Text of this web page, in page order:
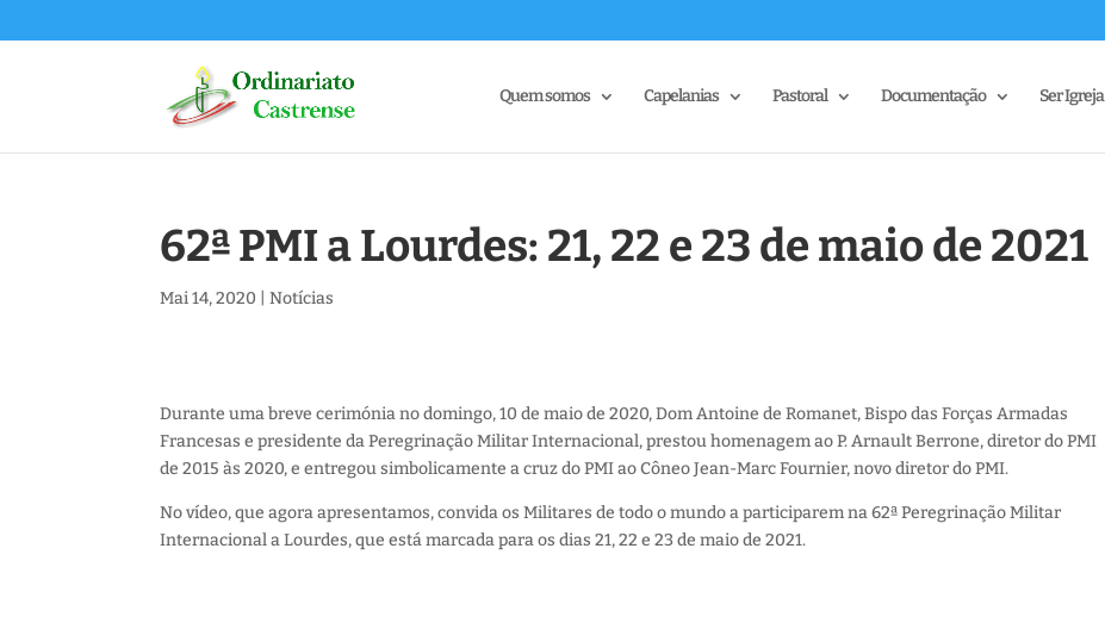
Quem somos Capelanias Pastoral Documentação Ser Igreja
62ª PMI a Lourdes: 21, 22 e 23 de maio de 2021
Mai 14, 2020 |Notícias
Durante uma breve cerimónia no domingo, 10 de maio de 2020, Dom Antoine de Romanet, Bispo das Forças Armadas
Francesas e presidente da Peregrinação Militar Internacional, prestou homenagem ao P. Arnault Berrone, diretor do PMI
de 2015 às 2020, e entregou simbolicamente a cruz do PMI ao Côneo Jean-Marc Fournier, novo diretor do PMI.
No vídeo, que agora apresentamos, convida os Militares de todo o mundo a participarem na 62ª Peregrinação Militar
Internacional a Lourdes, que está marcada para os dias 21, 22 e 23 de maio de 2021.